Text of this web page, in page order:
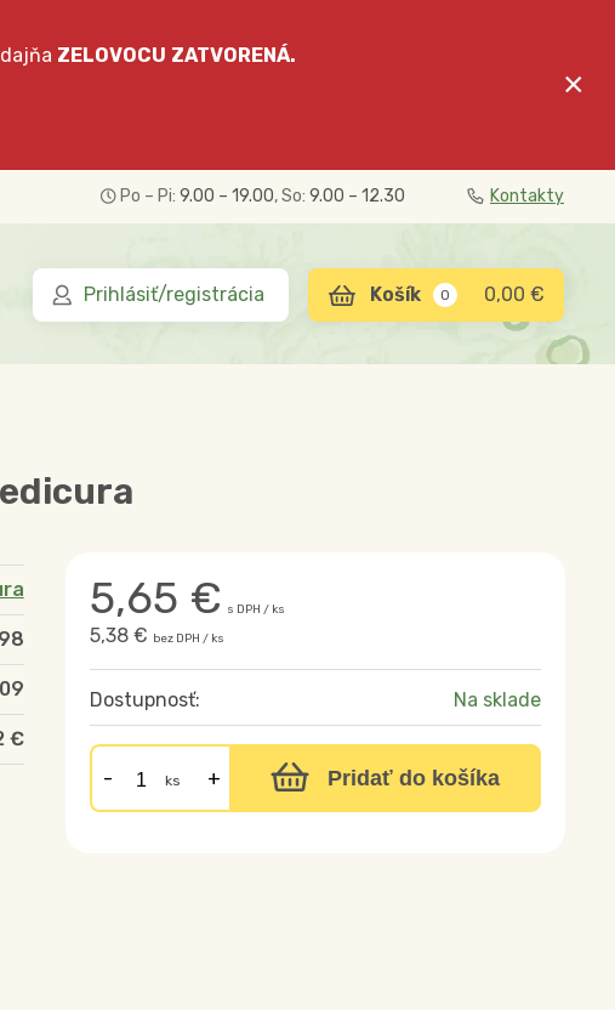
ZELOVOCU ZATVORENÁ.
×
Po – Pi: 9.00 – 19.00, So: 9.00 – 12.30 Kontakty
Prihlásiť/registrácia 0,00 €
0
5,65 € s DPH / ks
5,38 € bez DPH / ks
Dostupnosť: Na sklade
ks Pridať do košíka
€